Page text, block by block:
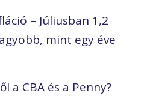
– Júliusban 1,2
mint egy éve
a CBA és a Penny?